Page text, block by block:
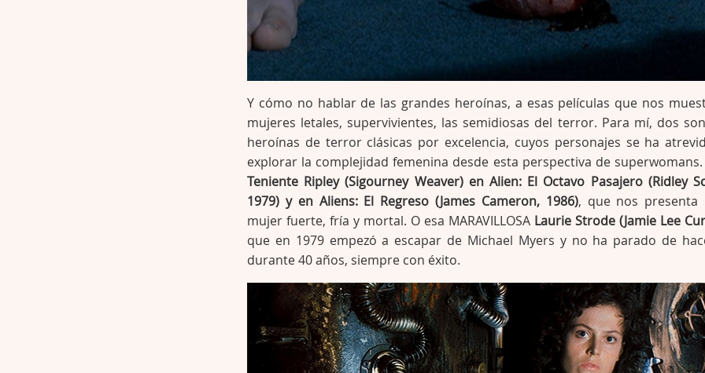
Y cómo no hablar de las grandes heroínas, a esas películas que nos
mujeres letales, supervivientes, las semidiosas del terror. Para mí, dos
heroínas de terror clásicas por excelencia, cuyos personajes se ha
explorar la complejidad femenina desde esta perspectiva de superwomans.
Teniente Ripley (Sigourney Weaver) en Alien: El Octavo Pasajero (Ridley
1979) y en Aliens: El Regreso (James Cameron, 1986), que nos presenta
mujer fuerte, fría y mortal. O esa MARAVILLOSA Laurie Strode (Jamie Lee
que en 1979 empezó a escapar de Michael Myers y no ha parado de
durante 40 años, siempre con éxito.